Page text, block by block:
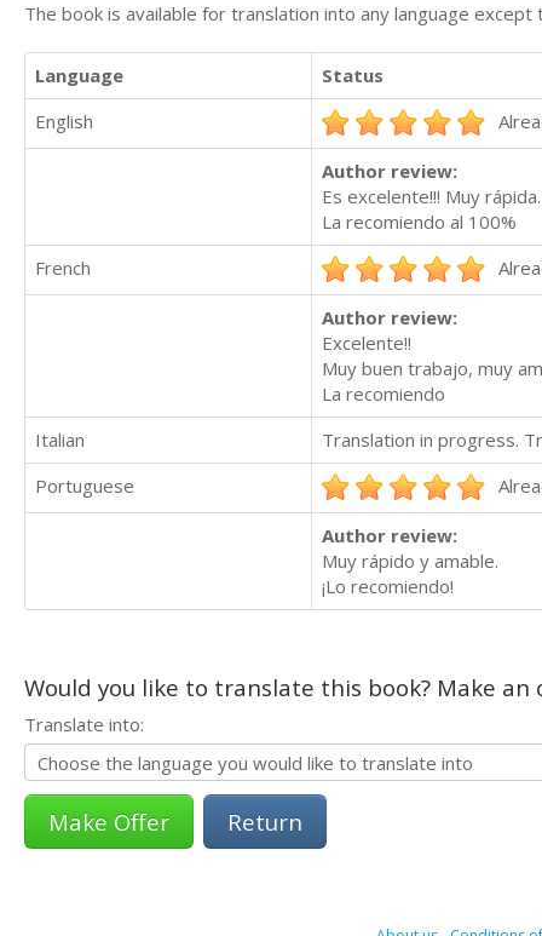
The book is available for translation into any language
Language
Status
English
Author review:
Es excelente!!! Muy rápida.
La recomiendo al 100%
French
Author review:
Excelente!!
Muy buen trabajo, muy
La recomiendo
Italian
Translation in progress.
Portuguese
Author review:
Muy rápido y amable.
¡Lo recomiendo!
Would you like to translate this book? Make
Translate into:
Return